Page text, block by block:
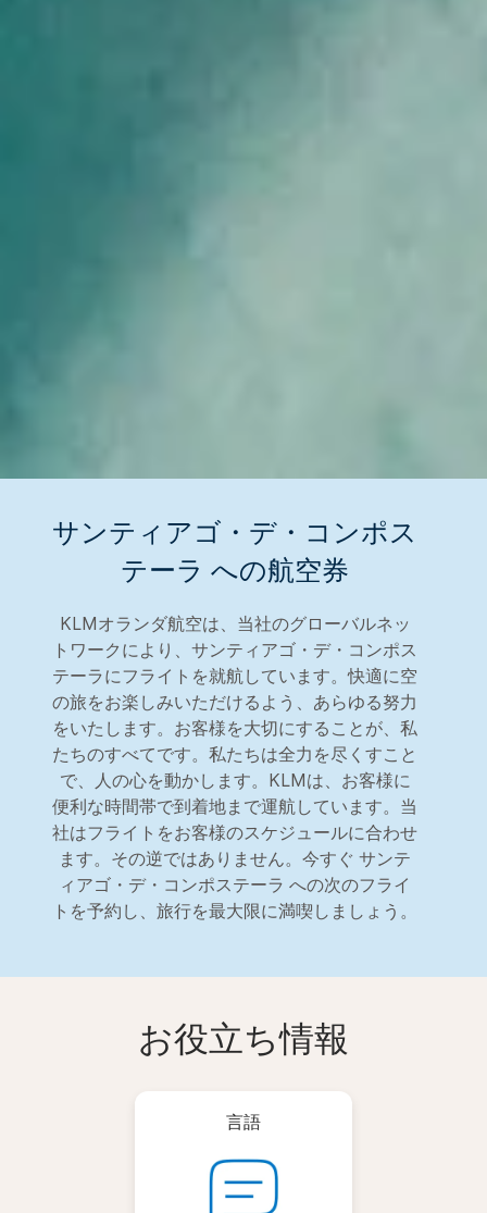
サンティアゴ・デ・コンポス
テーラ への航空券
KLMオランダ航空は、当社のグローバルネッ
トワークにより、サンティアゴ・デ・コンポス
テーラにフライトを就航しています。快適に空
の旅をお楽しみいただけるよう、あらゆる努力
をいたします。お客様を大切にすることが、私
たちのすべてです。私たちは全力を尽くすこと
で、人の心を動かします。KLMは、お客様に
便利な時間帯で到着地まで運航しています。当
社はフライトをお客様のスケジュールに合わせ
ます。その逆ではありません。今すぐ サンテ
ィアゴ・デ・コンポステーラ への次のフライ
トを予約し、旅行を最大限に満喫しましょう。
お役立ち情報
言語